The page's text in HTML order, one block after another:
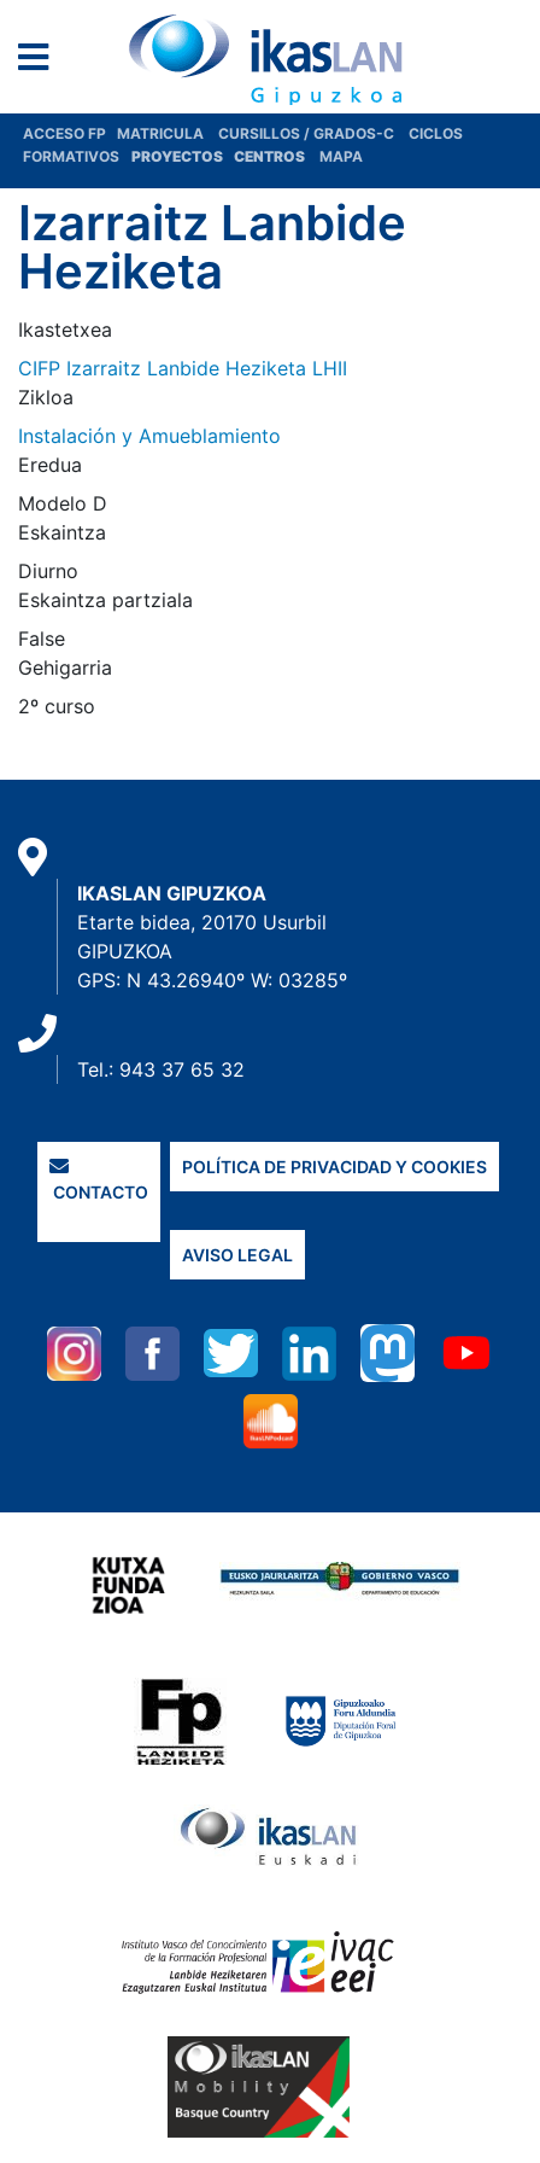
ACCESO FP MATRICULA CURSILLOS / GRADOS-C
CICLOS
FORMATIVOS
PROYECTOS CENTROS MAPA
Izarraitz Lanbide
Heziketa
Ikastetxea
CIFP Izarraitz Lanbide Heziketa LHII
Zikloa
Instalación y Amueblamiento
Eredua
Modelo D
Eskaintza
Diurno
Eskaintza partziala
False
Gehigarria
2º curso
IKASLAN GIPUZKOA
Etarte bidea, 20170 Usurbil
GIPUZKOA
GPS: N 43.26940º W: 03285º
Tel.: 943 37 65 32
CONTACTO
POLÍTICA DE PRIVACIDAD Y COOKIES
AVISO LEGAL